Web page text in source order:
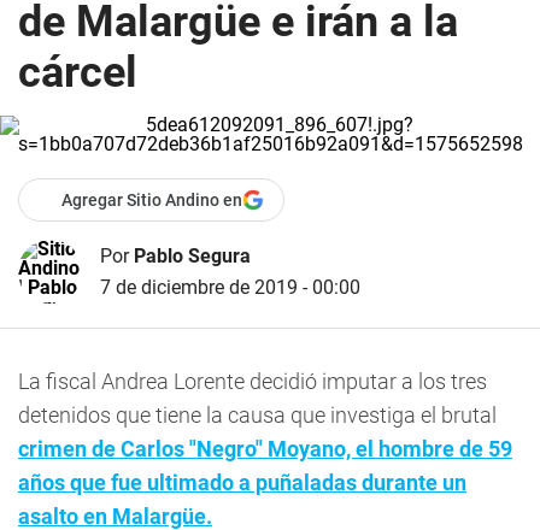
de Malargüe e irán a la
cárcel
Agregar Sitio Andino en
Por Pablo Segura
7 de diciembre de 2019 - 00:00
La fiscal Andrea Lorente decidió imputar a los tres
detenidos que tiene la causa que investiga el brutal
crimen de Carlos "Negro" Moyano, el hombre de 59
años que fue ultimado a puñaladas durante un
asalto en Malargüe.